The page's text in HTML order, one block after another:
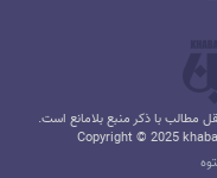
مطالب با ذکر منبع بلامانع است.
Copyright © 2025